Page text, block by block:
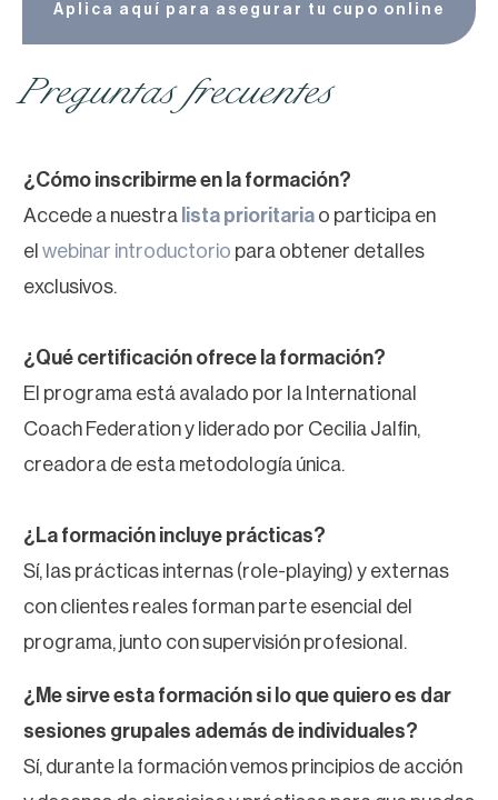
Aplica aquí para asegurar tu cupo online
Preguntas frecuentes
¿Cómo inscribirme en la formación?
Accede a nuestra lista prioritaria o participa en
el webinar introductorio para obtener detalles
exclusivos.
¿Qué certificación ofrece la formación?
El programa está avalado por la International
Coach Federation y liderado por Cecilia Jalfin,
creadora de esta metodología única.
¿La formación incluye prácticas?
Sí, las prácticas internas (role-playing) y externas
con clientes reales forman parte esencial del
programa, junto con supervisión profesional.
¿Me sirve esta formación si lo que quiero es dar
sesiones grupales además de individuales?
Sí, durante la formación vemos principios de acción